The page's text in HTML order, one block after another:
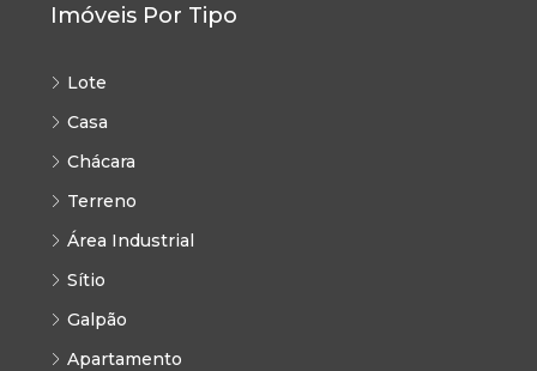
Imóveis Por Tipo
Lote
Casa
Chácara
Terreno
Área Industrial
Sítio
Galpão
Apartamento